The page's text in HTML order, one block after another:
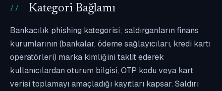
Kategori Bağlamı
Bankacılık phishing kategorisi; saldırganların finans
kurumlarının (bankalar, ödeme sağlayıcıları, kredi kartı
operatörleri) marka kimliğini taklit ederek
kullanıcılardan oturum bilgisi, OTP kodu veya kart
verisi toplamayı amaçladığı kayıtları kapsar. Saldırı